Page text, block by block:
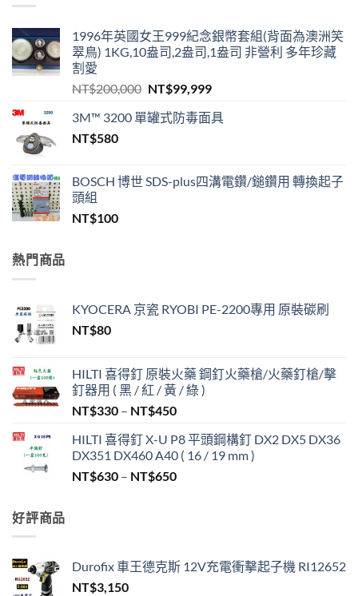
1996年英國女王999紀念銀幣套組(背面為澳洲笑
翠鳥) 1KG,10盎司,2盎司,1盎司 非營利 多年珍藏
割愛
NT$200,000 原
價
NT$99,999目
價
3M™ 3200 單罐式防毒面具
NT$580
BOSCH 博世 SDS-plus四溝電鑽/鎚鑽用 轉換起子
頭組
NT$100
熱門商品
KYOCERA 京瓷 RYOBI PE-2200專用 原裝碳刷
NT$80
HILTI 喜得釘 原裝火藥 鋼釘火藥槍/火藥釘槍/擊
釘器用 ( 黑 / 紅 / 黃 / 綠 )
NT$330 – NT$450價
範
圍：
NT$330
HILTI 喜得釘 X-U P8 平頭鋼構釘 DX2 DX5 DX36
DX351 DX460 A40 ( 16 / 19 mm )
NT$630 – NT$650價
到
NT$650
好評商品
Durofix 車王德克斯 12V充電衝擊起子機 RI12652
NT$3,150